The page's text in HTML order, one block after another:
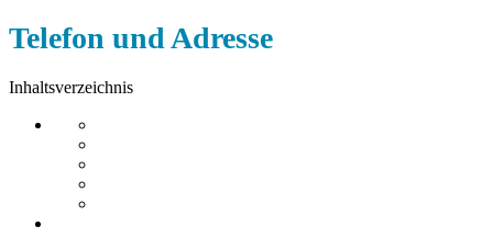
Telefon und Adresse
Inhaltsverzeichnis